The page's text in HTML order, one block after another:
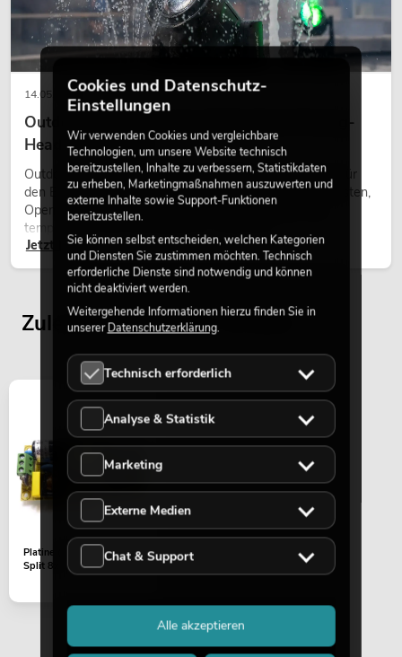
14.05.2026
Outdoor Moving-Heads: Wetterfeste Moving-
Heads bei Events
Outdoor Moving-Heads sind bewegliche Scheinwerfer für
den Einsatz im Freien. Sie werden bei Festivals, Stadtfesten,
Open-Air-Konzerten, Architekturinszenierungen und
temporären Außeninstallationen eingesetzt.
Jetzt lesen
Zuletzt angesehene Artikel
Platine (Netzteil) DMX
Split 8x
Cookies und Datenschutz-
Einstellungen
Wir verwenden Cookies und vergleichbare
Technologien, um unsere Website technisch
bereitzustellen, Inhalte zu verbessern, Statistikdaten
zu erheben, Marketingmaßnahmen auszuwerten und
externe Inhalte sowie Support-Funktionen
bereitzustellen.
Sie können selbst entscheiden, welchen Kategorien
und Diensten Sie zustimmen möchten. Technisch
erforderliche Dienste sind notwendig und können
nicht deaktiviert werden.
Weitergehende Informationen hierzu finden Sie in
unsererDatenschutzerklärung.
Technisch erforderlich
Analyse & Statistik
Marketing
Externe Medien
Chat & Support
Alle akzeptieren